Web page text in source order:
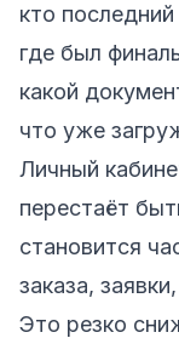
кто
где был
какой
что уже
Личный
перестаёт
становится
заказа,
Это резко